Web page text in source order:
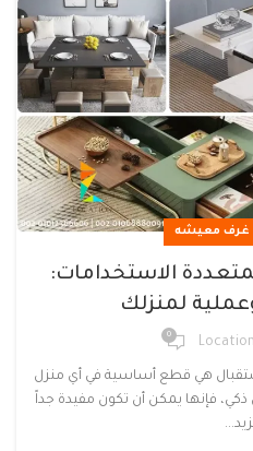
غرف معيشه
الاستخدامات:
لمنزلك
0
هي قطع أساسية في أي منزل
فإنها يمكن أن تكون مفيدة جداً